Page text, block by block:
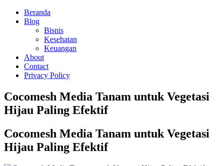
Beranda
Blog
Bisnis
Kesehatan
Keuangan
About
Contact
Privacy Policy
Cocomesh Media Tanam untuk Vegetasi
Hijau Paling Efektif
Cocomesh Media Tanam untuk Vegetasi
Hijau Paling Efektif